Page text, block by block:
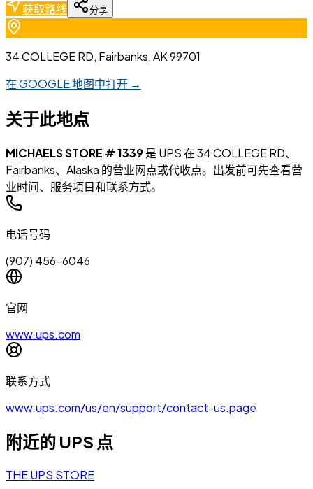
获取路线 分享
34 COLLEGE RD, Fairbanks, AK 99701
在 GOOGLE 地图中打开 →
关于此地点
MICHAELS STORE # 1339是 UPS 在 34 COLLEGE RD、
Fairbanks、Alaska 的营业网点或代收点。出发前可先查看营
业时间、服务项目和联系方式。
电话号码
(907) 456-6046
官网
www.ups.com
联系方式
www.ups.com/us/en/support/contact-us.page
附近的 UPS 点
THE UPS STORE